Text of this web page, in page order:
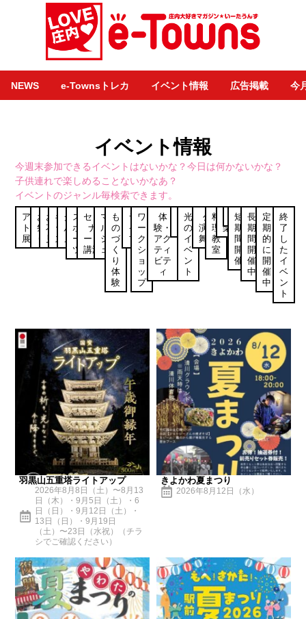
NEWS e-Townsトレカ イベント情報 広告掲載 今
イベント情報
今週末参加できるイベントはないかな？今日は何かないかな？
子供連れで楽しめることないかなあ？
イベントのジャンル毎検索できます。
アー
ト・
展示
お
祭
り
お
花
見
キ
ッ
ズ
グ
ル
メ
ス
ポ
ー
ツ
セミ
ナ
ー・
講演
マ
ル
シ
ェ
も
の
づ
く
り
体
験
ラ
イ
ブ
ワ
ー
ク
シ
ョ
ッ
プ
体
験・
アク
ティ
ビテ
ィ
健
康
光
の
イ
ベ
ン
ト
公
演・
舞台
料
理
教
室
楽
食
短
期
間
開
催
長
期
間
開
催
中
定
期
的
に
開
催
中
終
了
し
た
イ
ベ
ン
ト
羽黒山五重塔ライトアップ
2026年8月8日（土）〜8月13
日（木）・9月5日（土）・6
日（日）・9月12日（土）・
13日（日）・9月19日
（土）〜23日（水祝）（チラ
シでご確認ください）
きよかわ夏まつり
2026年8月12日（水）